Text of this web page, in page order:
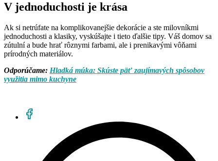
V jednoduchosti je krása
Ak si netrúfate na komplikovanejšie dekorácie a ste milovníkmi
jednoduchosti a klasiky, vyskúšajte i tieto ďalšie tipy. Váš domov sa
zútulní a bude hrať rôznymi farbami, ale i prenikavými vôňami
prírodných materiálov.
Odporúčame: Hladká múka: Skúste päť zaujímavých spôsobov
využitia mimo kuchyne